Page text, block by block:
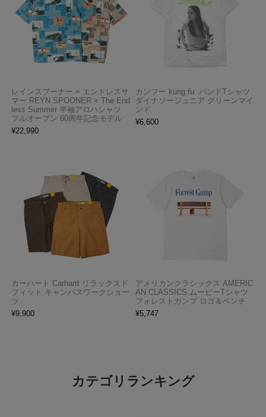
レインスプーナー × エンドレスサ
マー REYN SPOONER × The End
less Summer 半袖アロハシャツ
フルオープン 60周年記念モデル
¥22,990
カンフー kung fu. バンドTシャツ
ダイナソージュニア グリーンマイ
ンド
¥6,600
カーハート Carhartt リラックスド
フィット キャンバスワークショー
ツ
¥9,900
アメリカンクラシックス AMERIC
AN CLASSICS ムービーTシャツ
フォレストガンプ ロゴ＆ベンチ
¥5,747
カテゴリランキング